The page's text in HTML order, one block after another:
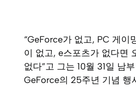
“GeForce가 없고, PC 게이
이 없고, e스포츠가 없다면
없다”고 그는 10월 31일 남
GeForce의 25주년 기념 행